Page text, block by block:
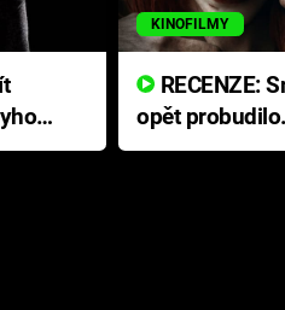
KINOFILMY
opět
přichází s